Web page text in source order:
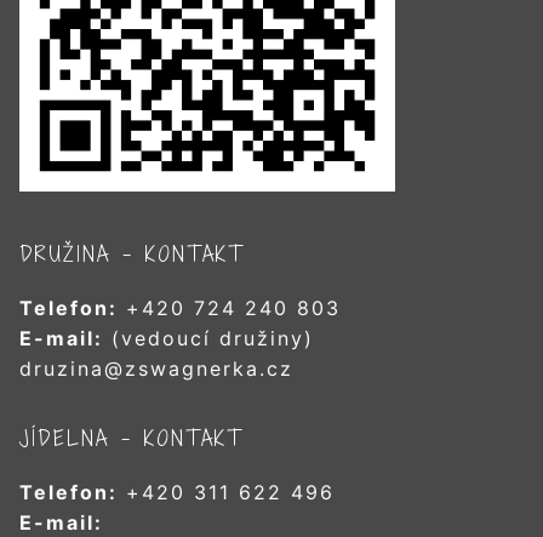
DRUŽINA – KONTAKT
Telefon: +420 724 240 803
E-mail: (vedoucí družiny)
druzina@zswagnerka.cz
JÍDELNA – KONTAKT
Telefon: +420 311 622 496
E-mail: